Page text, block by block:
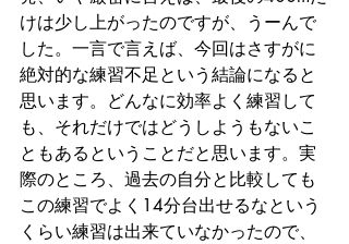
けは少し上がったのですが、うーんで
した。一言で言えば、今回はさすがに
絶対的な練習不足という結論になると
思います。どんなに効率よく練習して
も、それだけではどうしようもないこ
ともあるということだと思います。実
際のところ、過去の自分と比較しても
この練習でよく14分台出せるなという
くらい練習は出来ていなかったので、